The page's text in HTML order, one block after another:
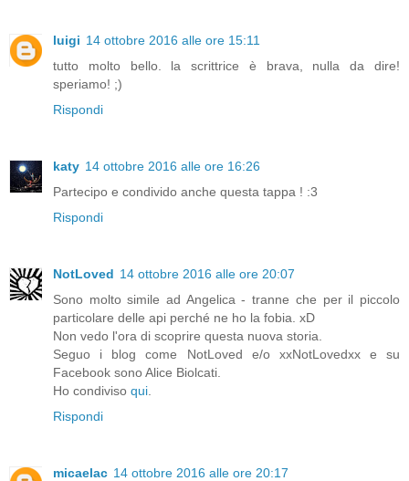
luigi 14 ottobre 2016 alle ore 15:11
tutto molto bello. la scrittrice è brava, nulla da dire!
speriamo! ;)
Rispondi
katy 14 ottobre 2016 alle ore 16:26
Partecipo e condivido anche questa tappa ! :3
Rispondi
NotLoved 14 ottobre 2016 alle ore 20:07
Sono molto simile ad Angelica - tranne che per il piccolo
particolare delle api perché ne ho la fobia. xD
Non vedo l'ora di scoprire questa nuova storia.
Seguo i blog come NotLoved e/o xxNotLovedxx e su
Facebook sono Alice Biolcati.
Ho condiviso qui
Rispondi
micaelac 14 ottobre 2016 alle ore 20:17